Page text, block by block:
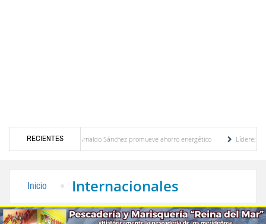
RECIENTES
Gobernador Arnaldo Sánchez promueve ahorro energético
Líderes políticos
Inicio Internacionales